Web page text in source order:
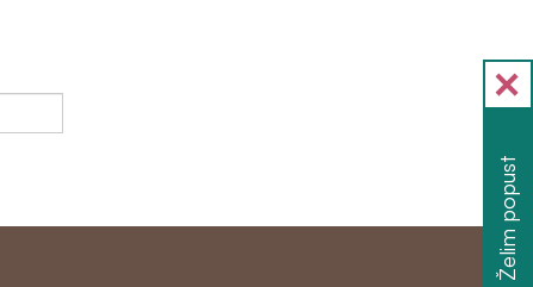
Želim popust